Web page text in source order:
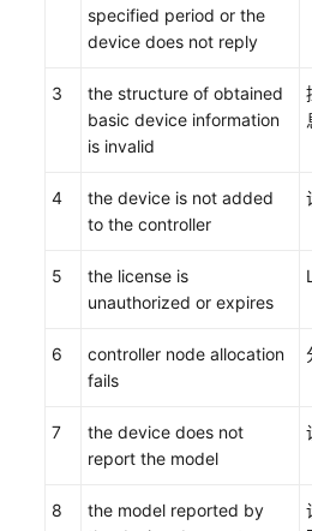
specified period or the
device does not reply
3
the structure of obtained
basic device information
is invalid
4
the device is not added
to the controller
5
the license is
unauthorized or expires
6
controller node allocation
fails
7
the device does not
report the model
8
the model reported by